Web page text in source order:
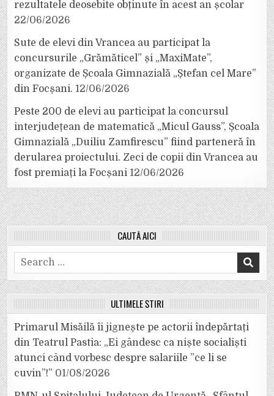
rezultatele deosebite obținute în acest an școlar
22/06/2026
Sute de elevi din Vrancea au participat la
concursurile „Grămăticel” și „MaxiMate”,
organizate de Școala Gimnazială „Ștefan cel Mare”
din Focșani. 12/06/2026
Peste 200 de elevi au participat la concursul
interjudețean de matematică „Micul Gauss”, Școala
Gimnazială „Duiliu Zamfirescu” fiind parteneră în
derularea proiectului. Zeci de copii din Vrancea au
fost premiați la Focșani 12/06/2026
CAUTĂ AICI
Search
for:
ULTIMELE ȘTIRI
Primarul Misăilă îi jignește pe actorii îndepărtați
din Teatrul Pastia: „Ei gândesc ca niște socialiști
atunci când vorbesc despre salariile ”ce li se
cuvin”!” 01/08/2026